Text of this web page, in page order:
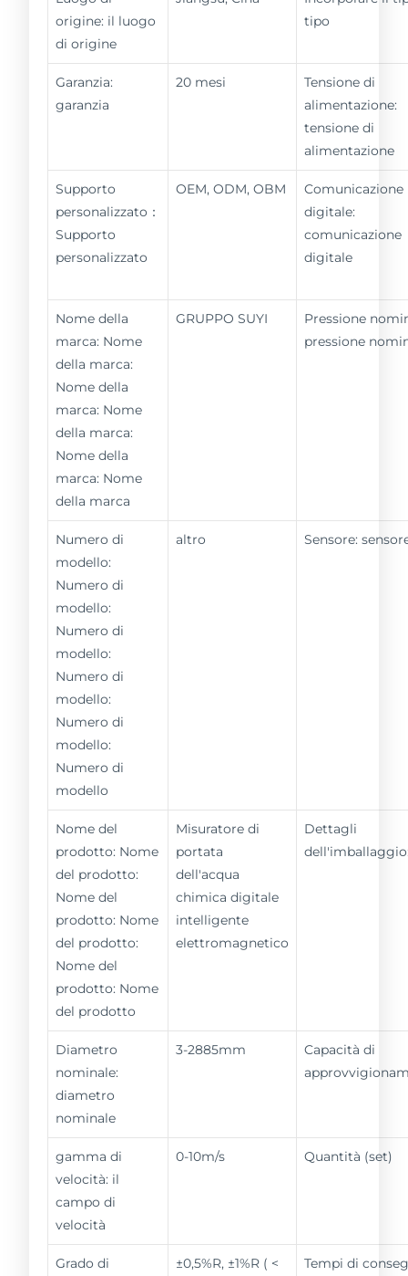
origine: il luogo
di origine
tipo
Garanzia:
garanzia
20 mesi
Tensione di
alimentazione:
tensione di
alimentazione
Supporto
personalizzato：
Supporto
personalizzato
OEM, ODM, OBM
Comunicazione
digitale:
comunicazione
digitale
Nome della
marca: Nome
della marca:
Nome della
marca: Nome
della marca:
Nome della
marca: Nome
della marca
GRUPPO SUYI
Pressione
pressione
Numero di
modello:
Numero di
modello:
Numero di
modello:
Numero di
modello:
Numero di
modello:
Numero di
modello
altro Sensore:
Nome del
prodotto: Nome
del prodotto:
Nome del
prodotto: Nome
del prodotto:
Nome del
prodotto: Nome
del prodotto
Misuratore di
portata
dell'acqua
chimica digitale
intelligente
elettromagnetico
Dettagli
Diametro
nominale:
diametro
nominale
3-2885mm
Capacità di
gamma di
velocità: il
campo di
velocità
0-10m/s Quantità (set)
Grado di ±0,5%R, ±1%R ( < Tempi di